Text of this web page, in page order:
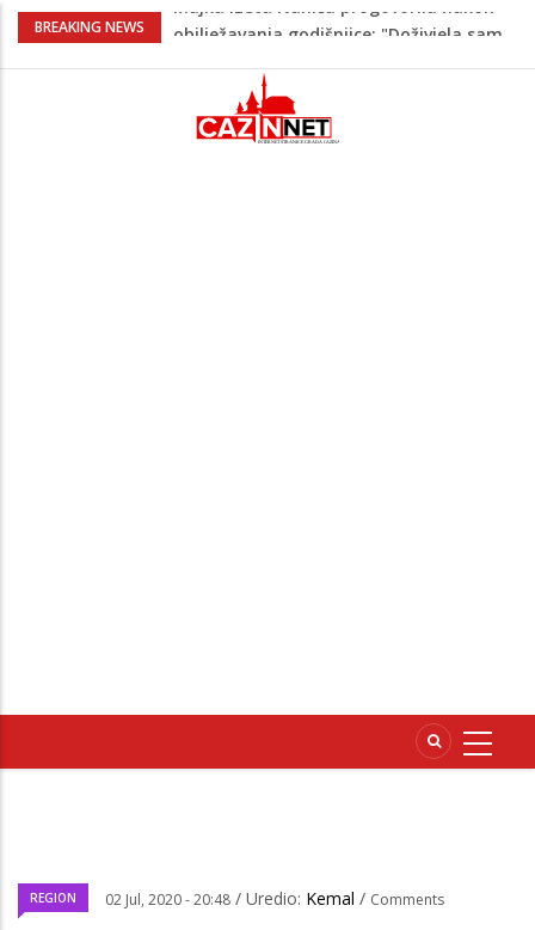
BREAKING NEWS
Makedonac teško povrijeđen nakon
Kako povećati količinu mlijeka tokom
dojenja: Izazov s kojim se susreću mnoge
REGION 02 Jul, 2020 - 20:48 / Uredio: Kemal / Comments